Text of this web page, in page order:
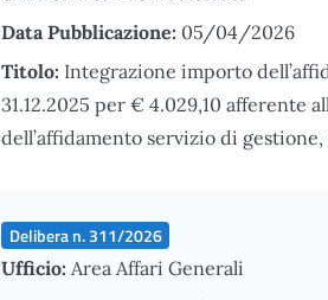
Data Pubblicazione: 05/04/2026
Titolo: Integrazione importo
31.12.2025 per € 4.029,10 afferente
dell’affidamento servizio di
Delibera n. 311/2026
Ufficio: Area Affari Generali